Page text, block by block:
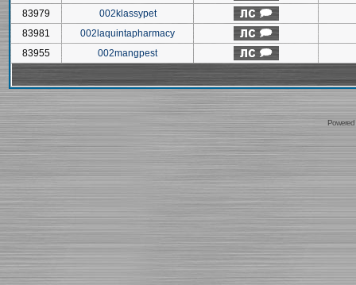
83979
002klassypet
83981
002laquintapharmacy
83955
002mangpest